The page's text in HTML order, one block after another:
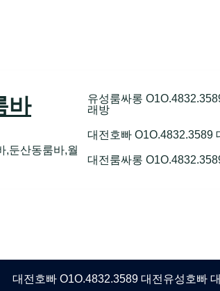
바
,둔산동룸바,월
유성룸싸롱
래방
대전호빠 O1O.4832.3589
대전룸싸롱
대전호빠 O1O.4832.3589 대전유성호빠